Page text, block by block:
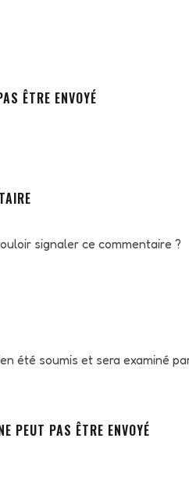
ÊTRE ENVOYÉ
signaler ce commentaire ?
été soumis et sera examiné
PEUT PAS ÊTRE ENVOYÉ